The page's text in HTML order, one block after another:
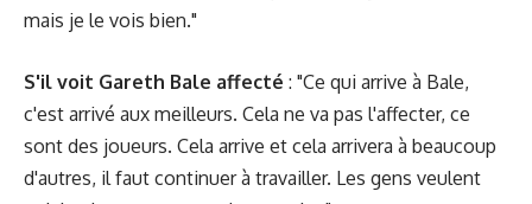
mais je le vois bien."
S'il voit Gareth Bale affecté : "Ce qui arrive à Bale,
c'est arrivé aux meilleurs. Cela ne va pas l'affecter, ce
sont des joueurs. Cela arrive et cela arrivera à beaucoup
d'autres, il faut continuer à travailler. Les gens veulent